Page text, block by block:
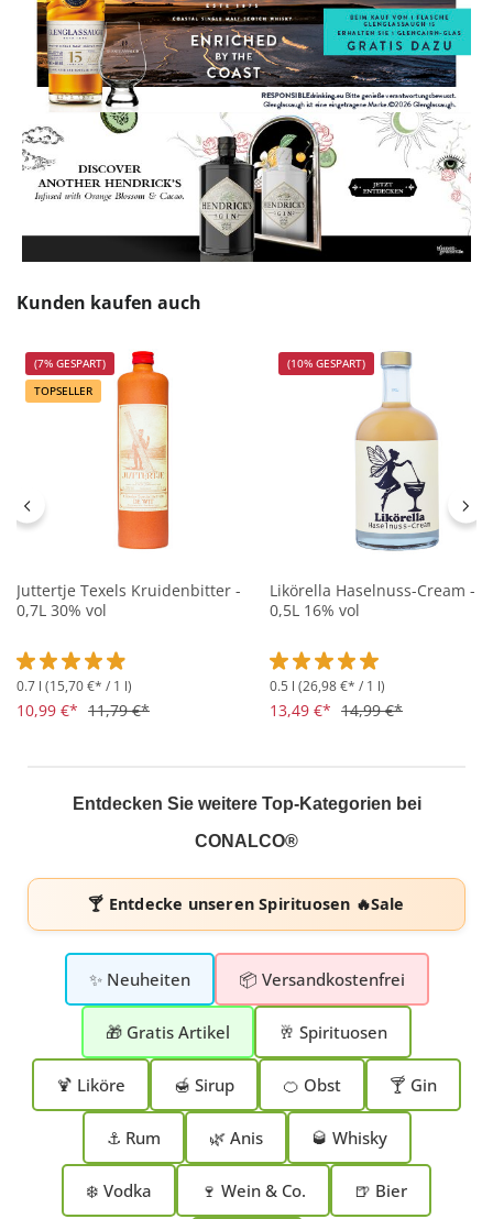
Produktgalerie überspringen
Kunden kaufen auch
(7% GESPART)
TOPSELLER
Juttertje Texels Kruidenbitter -
0,7L 30% vol
Durchschnittliche Bewertung von 4.9 von 5 Sternen
0.7 l (15,70 €* / 1 l)
10,99 €* 11,79 €*
(10% GESPART)
Likörella Haselnuss-Cream -
0,5L 16% vol
Durchschnittliche
0.5 l (26,98 €* / 1 l)
13,49 €* 14,99 €*
Entdecken Sie weitere Top-Kategorien bei
CONALCO®
🍸 Entdecke unserenSpirituosen 🔥Sale
✨ Neuheiten 📦 Versandkostenfrei
🎁 Gratis Artikel 🥂 Spirituosen
🍹 Liköre 🍯 Sirup 🍊 Obst 🍸 Gin
⚓ Rum 🌿 Anis 🥃 Whisky
❄️ Vodka 🍷 Wein & Co. 🍺 Bier